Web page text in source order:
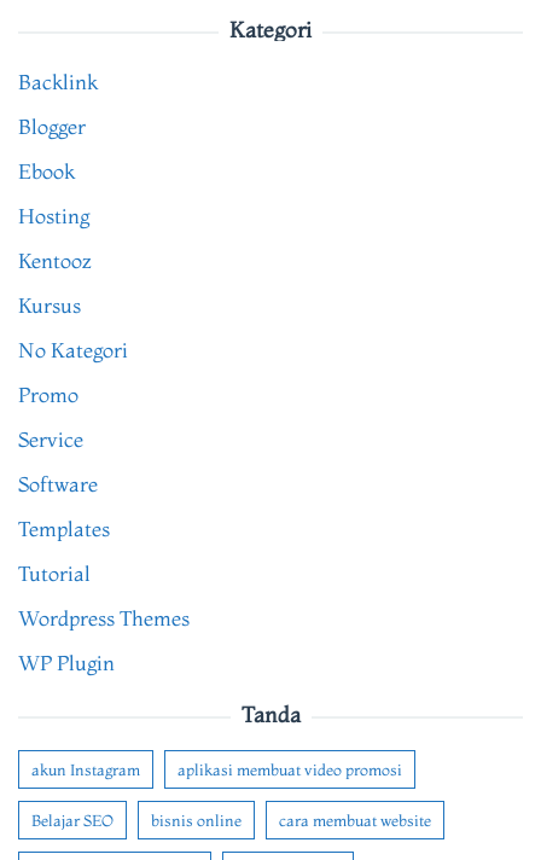
Kategori
Backlink
Blogger
Ebook
Hosting
Kentooz
Kursus
No Kategori
Promo
Service
Software
Templates
Tutorial
Wordpress Themes
WP Plugin
Tanda
akun Instagram aplikasi membuat video promosi
Belajar SEO bisnis online cara membuat website